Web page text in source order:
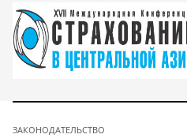
ЗАКОНОДАТЕЛЬСТВО